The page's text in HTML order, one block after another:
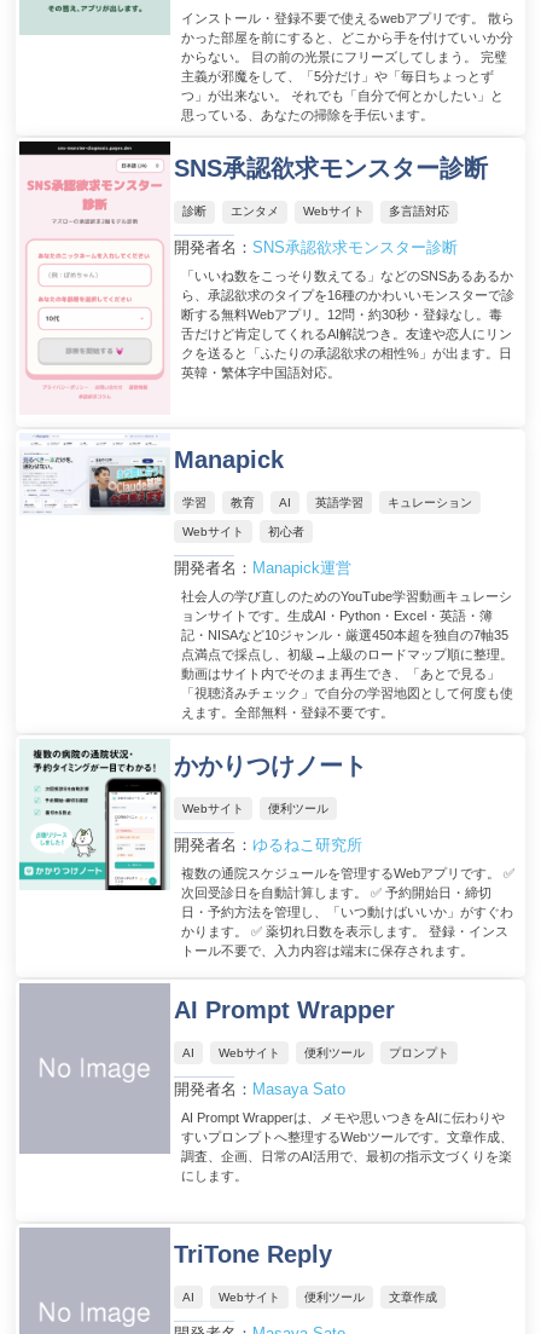
インストール・登録不要で使えるwebアプリです。 散ら
かった部屋を前にすると、どこから手を付けていいか分
からない。 目の前の光景にフリーズしてしまう。 完璧
主義が邪魔をして、「5分だけ」や「毎日ちょっとず
つ」が出来ない。 それでも「自分で何とかしたい」と
思っている、あなたの掃除を手伝います。
SNS承認欲求モンスター診断
診断 エンタメ Webサイト 多言語対応
開発者名： SNS承認欲求モンスター診断
「いいね数をこっそり数えてる」などのSNSあるあるか
ら、承認欲求のタイプを16種のかわいいモンスターで診
断する無料Webアプリ。12問・約30秒・登録なし。毒
舌だけど肯定してくれるAI解説つき。友達や恋人にリン
クを送ると「ふたりの承認欲求の相性%」が出ます。日
英韓・繁体字中国語対応。
Manapick
学習 教育 AI 英語学習 キュレーション
Webサイト 初心者
開発者名： Manapick運営
社会人の学び直しのためのYouTube学習動画キュレーシ
ョンサイトです。生成AI・Python・Excel・英語・簿
記・NISAなど10ジャンル・厳選450本超を独自の7軸35
点満点で採点し、初級→上級のロードマップ順に整理。
動画はサイト内でそのまま再生でき、「あとで見る」
「視聴済みチェック」で自分の学習地図として何度も使
えます。全部無料・登録不要です。
かかりつけノート
Webサイト 便利ツール
開発者名： ゆるねこ研究所
複数の通院スケジュールを管理するWebアプリです。 ✅
次回受診日を自動計算します。 ✅ 予約開始日・締切
日・予約方法を管理し、「いつ動けばいいか」がすぐわ
かります。 ✅ 薬切れ日数を表示します。 登録・インス
トール不要で、入力内容は端末に保存されます。
AI Prompt Wrapper
AI Webサイト 便利ツール プロンプト
開発者名： Masaya Sato
AI Prompt Wrapperは、メモや思いつきをAIに伝わりや
すいプロンプトへ整理するWebツールです。文章作成、
調査、企画、日常のAI活用で、最初の指示文づくりを楽
にします。
TriTone Reply
AI Webサイト 便利ツール 文章作成